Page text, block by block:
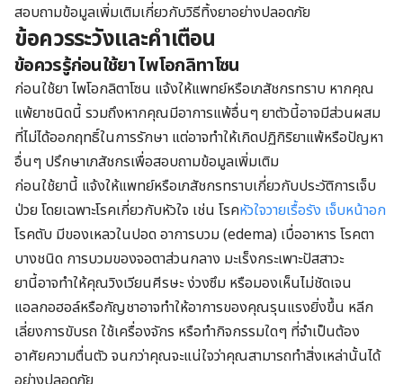
สอบถามข้อมูลเพิ่มเติมเกี่ยวกับวิธีทิ้งยาอย่างปลอดภัย
ข้อควรระวังและคำเตือน
ข้อควรรู้ก่อนใช้ยา ไพโอกลิทาโซน
ก่อนใช้ยา ไพโอกลิตาโซน แจ้งให้แพทย์หรือเภสัชกรทราบ หากคุณ
แพ้ยาชนิดนี้ รวมถึงหากคุณมีอาการแพ้อื่นๆ ยาตัวนี้อาจมีส่วนผสม
ที่ไม่ได้ออกฤทธิ์ในการรักษา แต่อาจทำให้เกิดปฏิกิริยาแพ้หรือปัญหา
อื่นๆ ปรึกษาเภสัชกรเพื่อสอบถามข้อมูลเพิ่มเติม
ก่อนใช้ยานี้ แจ้งให้แพทย์หรือเภสัชกรทราบเกี่ยวกับประวัติการเจ็บ
ป่วย โดยเฉพาะโรคเกี่ยวกับหัวใจ เช่น โรคหัวใจวายเรื้อรัง เจ็บหน้าอก
โรคตับ มีของเหลวในปอด อาการบวม (edema) เบื่ออาหาร โรคตา
บางชนิด การบวมของจอตาส่วนกลาง มะเร็งกระเพาะปัสสาวะ
ยานี้อาจทำให้คุณวิงเวียนศีรษะ ง่วงซึม หรือมองเห็นไม่ชัดเจน
แอลกอฮอล์หรือกัญชาอาจทำให้อาการของคุณรุนแรงยิ่งขึ้น หลีก
เลี่ยงการขับรถ ใช้เครื่องจักร หรือทำกิจกรรมใดๆ ที่จำเป็นต้อง
อาศัยความตื่นตัว จนกว่าคุณจะแน่ใจว่าคุณสามารถทำสิ่งเหล่านั้นได้